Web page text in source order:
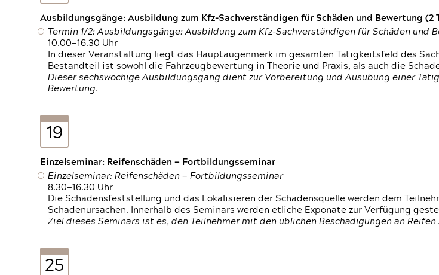
Ausbildungsgänge: Ausbildung zum Kfz-Sachverständigen für Schäden und Bewertung (2
Termin 1/2: Ausbildungsgänge: Ausbildung zum Kfz-Sachverständigen für Schäden und
10.00—16.30 Uhr
In dieser Veranstaltung liegt das Hauptaugenmerk im gesamten Tätigkeitsfeld des
Bestandteil ist sowohl die Fahrzeugbewertung in Theorie und Praxis, als auch die
Dieser sechswöchige Ausbildungsgang dient zur Vorbereitung und Ausübung einer
Bewertung.
19
Einzelseminar: Reifenschäden — Fortbildungsseminar
Einzelseminar: Reifenschäden — Fortbildungsseminar
8.30—16.30 Uhr
Die Schadensfeststellung und das Lokalisieren der Schadensquelle werden dem
Schadenursachen. Innerhalb des Seminars werden etliche Exponate zur Verfügung
Ziel dieses Seminars ist es, den Teilnehmer mit den üblichen Beschädigungen an
25